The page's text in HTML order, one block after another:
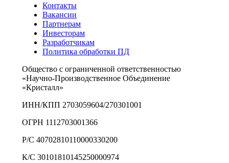
Контакты
Вакансии
Партнерам
Инвесторам
Разработчикам
Политика обработки ПД
Общество с ограниченной ответственностью
«Научно-Производственное Объединение
«Кристалл»
ИНН/КПП 2703059604/270301001
ОГРН 1112703001366
Р/С 40702810110000330200
К/С 30101810145250000974